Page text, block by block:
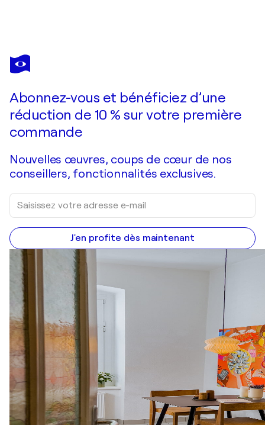
STEVEN ELIJAH NEUHAUS
Ein Mensch in Einsamkeit und selbstreflexion
Abonnez-vous et bénéficiez d’une
réduction de 10 % sur votre première
commande
Nouvelles œuvres, coups de cœur de nos
conseillers, fonctionnalités exclusives.
J'en profite dès maintenant